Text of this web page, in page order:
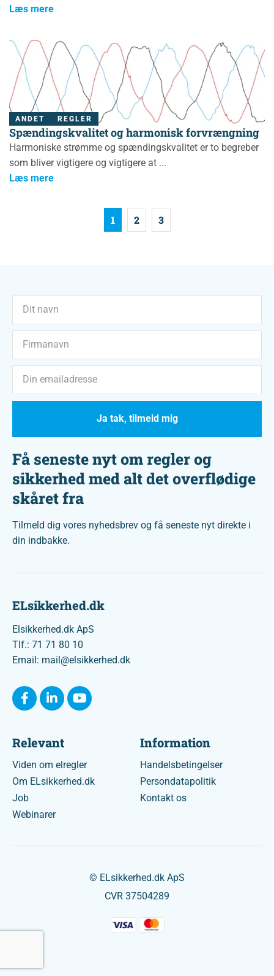
Læs mere
ANDET REGLER
Spændingskvalitet og harmonisk forvrængning
Harmoniske strømme og spændingskvalitet er to begreber
som bliver vigtigere og vigtigere at
Læs mere
1 2 3
Få seneste nyt om regler og
sikkerhed med alt det overflødige
skåret fra
Tilmeld dig vores nyhedsbrev og få seneste nyt direkte i
din indbakke.
Ja tak, tilmeld mig
ELsikkerhed.dk
Elsikkerhed.dk ApS
Tlf.: 71 71 80 10
Email: mail@elsikkerhed.dk
Relevant
Viden om elregler
Om ELsikkerhed.dk
Job
Webinarer
Information
Handelsbetingelser
Persondatapolitik
Kontakt os
© ELsikkerhed.dk ApS
CVR 37504289